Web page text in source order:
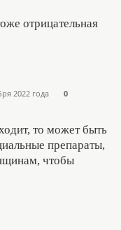
отрицательная
2022 года 0
то может быть
препараты,
чтобы